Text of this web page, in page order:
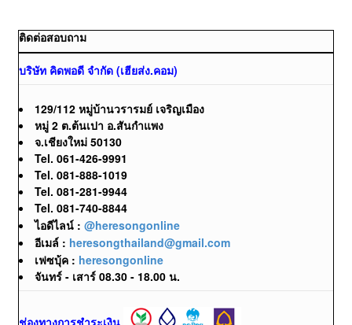
ติดต่อสอบถาม
บริษัท คิดพอดี จำกัด (เฮียส่ง.คอม)
129/112 หมู่บ้านวรารมย์ เจริญเมือง
หมู่ 2 ต.ต้นเปา อ.สันกำแพง
จ.เชียงใหม่ 50130
Tel. 061-426-9991
Tel. 081-888-1019
Tel. 081-281-9944
Tel. 081-740-8844
ไอดีไลน์ : @heresongonline
อีเมล์ : heresongthailand@gmail.com
เฟซบุ้ค : heresongonline
จันทร์ - เสาร์ 08.30 - 18.00 น.